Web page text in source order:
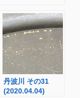
丹波川 その31
(2020.04.04)